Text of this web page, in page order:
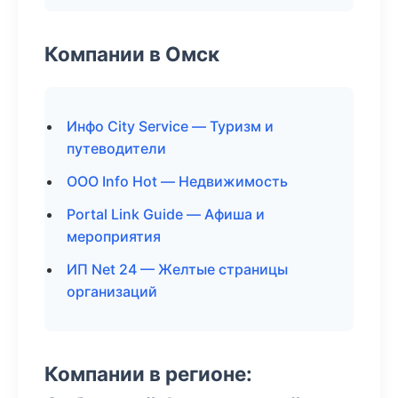
Компании в Омск
Инфо City Service — Туризм и
путеводители
ООО Info Hot — Недвижимость
Portal Link Guide — Афиша и
мероприятия
ИП Net 24 — Желтые страницы
организаций
Компании в регионе: